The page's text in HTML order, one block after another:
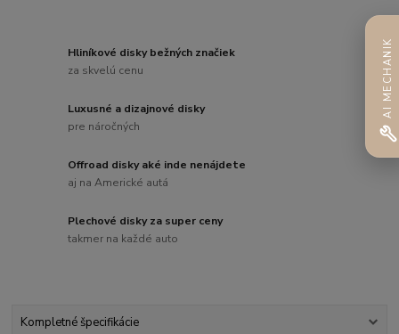
Hliníkové disky bežných značiek
za skvelú cenu
Luxusné a dizajnové disky
pre náročných
Offroad disky aké inde nenájdete
aj na Americké autá
Plechové disky za super ceny
takmer na každé auto
Kompletné špecifikácie
AI MECHANIK